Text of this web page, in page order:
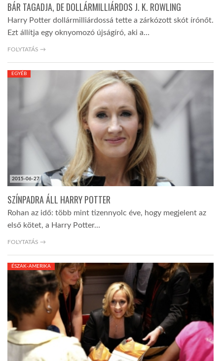
BÁR TAGADJA, DE DOLLÁRMILLIÁRDOS J. K. ROWLING
Harry Potter dollármilliárdossá tette a zárkózott skót írónőt.
Ezt állítja egy oknyomozó újságíró, aki a…
FOLYTATÁS →
2015-06-27
EGYÉB
SZÍNPADRA ÁLL HARRY POTTER
Rohan az idő: több mint tizennyolc éve, hogy megjelent az
első kötet, a Harry Potter…
FOLYTATÁS →
ÉSZAK-AMERIKA